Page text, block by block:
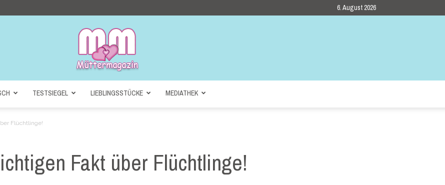
6. August 2026
TESTSIEGEL LIEBLINGSSTÜCKE MEDIATHEK
Flüchtlinge!
Fakt über Flüchtlinge!